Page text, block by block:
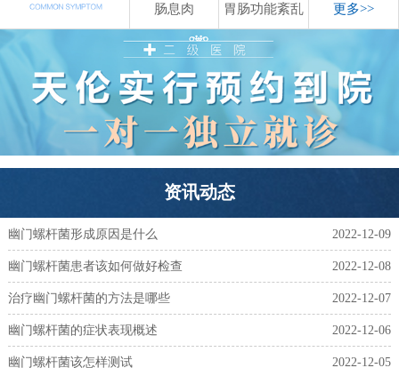
肠息肉 胃肠功能紊乱 更多>>
资讯动态
幽门螺杆菌形成原因是什么 2022-12-09
幽门螺杆菌患者该如何做好检查 2022-12-08
治疗幽门螺杆菌的方法是哪些 2022-12-07
幽门螺杆菌的症状表现概述 2022-12-06
幽门螺杆菌该怎样测试 2022-12-05